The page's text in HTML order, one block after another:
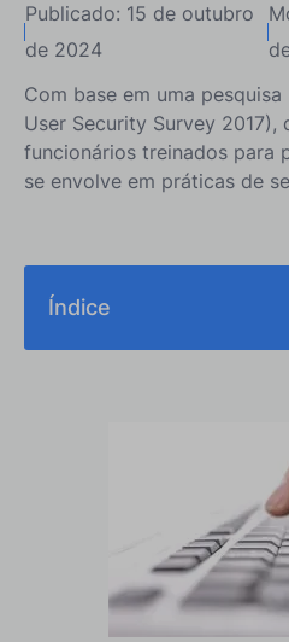
Publicado: 15 de outubro
de 2024
Com base em uma
User Security Survey 2017),
funcionários treinados para
se envolve em práticas de
Índice